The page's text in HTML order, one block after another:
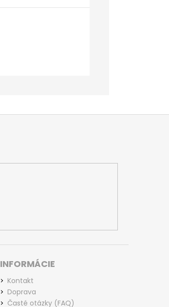
INFORMÁCIE
Kontakt
Doprava
Časté otázky (FAQ)